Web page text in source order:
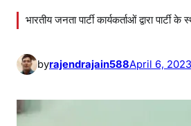
भारतीय जनता पार्टी कार्यकर्ताओं द्वारा
byrajendrajain588April 6, 2023